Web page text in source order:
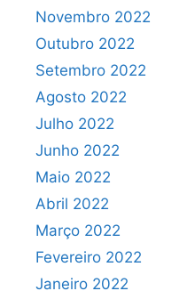
Novembro 2022
Outubro 2022
Setembro 2022
Agosto 2022
Julho 2022
Junho 2022
Maio 2022
Abril 2022
Março 2022
Fevereiro 2022
Janeiro 2022